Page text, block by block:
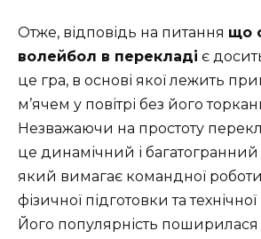
Отже, відповідь на питання що
волейбол в перекладі є
це гра, в основі якої лежить
м’ячем у повітрі без його
Незважаючи на простоту
це динамічний і
який вимагає командної роботи,
фізичної підготовки та
Його популярність поширилася